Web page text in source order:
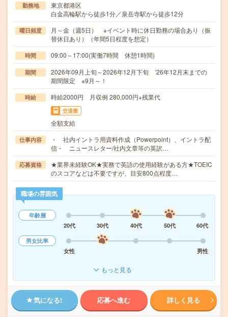
勤務地
東京都港区
白金高輪駅から徒歩1分／泉岳寺駅から徒歩12分
曜日頻度
月～金（週5日） ※イベント時に休日勤務の場合あり（振
替休日あり）（年間5日程度を想定）
時間 09:00～17:00(実働7時間 休憩1時間)
期間
2026年09月上旬～2026年12月下旬 ’26年12月末までの
期間限定 ※9月～！
時給 時給2000円 月収例 280,000円+残業代
交通費
全額支給
仕事内容
・ 社内イントラ用資料作成（Powerpoint）、イントラ配
信・ ニュースレター/社内文章等の英訳…
応募資格
★業界未経験OK★実務で英語の使用経験がある方★TOEIC
のスコアなどは不要ですが、目安800点程度…
職場の雰囲気
年齢層
20代
30代 40代 50代
60代
男女比率
女性
男性
もっと見る
気になる! 応募へ進む 詳しく見る